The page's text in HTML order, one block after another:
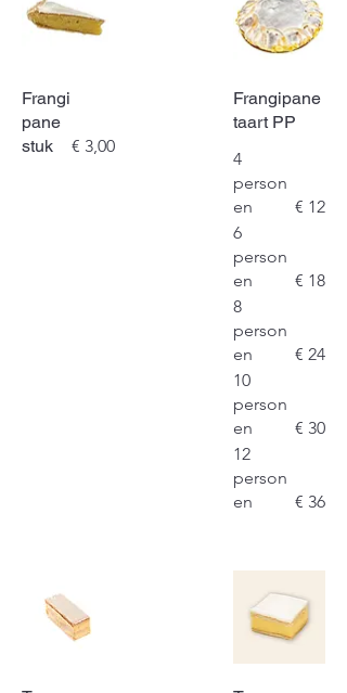
Frangi
pane
stuk
€ 3,00
Frangipane
taart PP
4
person
en
€ 12
6
person
en
€ 18
8
person
en
€ 24
10
person
en
€ 30
12
person
en
€ 36